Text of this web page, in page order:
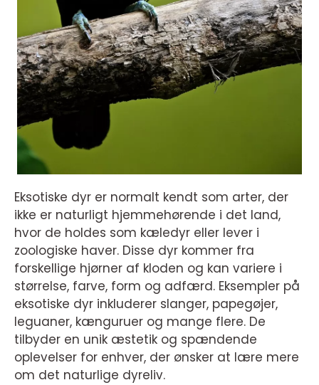
Eksotiske dyr er normalt kendt som arter, der
ikke er naturligt hjemmehørende i det land,
hvor de holdes som kæledyr eller lever i
zoologiske haver. Disse dyr kommer fra
forskellige hjørner af kloden og kan variere i
størrelse, farve, form og adfærd. Eksempler på
eksotiske dyr inkluderer slanger, papegøjer,
leguaner, kænguruer og mange flere. De
tilbyder en unik æstetik og spændende
oplevelser for enhver, der ønsker at lære mere
om det naturlige dyreliv.